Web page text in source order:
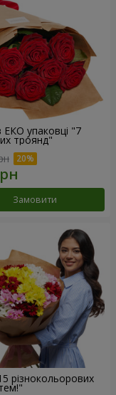
ЕКО упаковці "7
троянд"
Замовити
різнокольорових